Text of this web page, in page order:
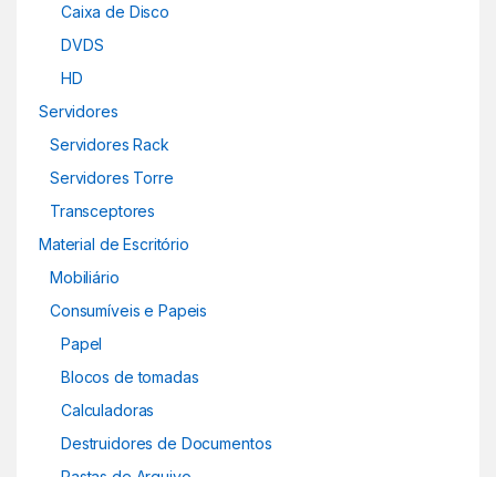
Caixa de Disco
DVDS
HD
Servidores
Servidores Rack
Servidores Torre
Transceptores
Material de Escritório
Mobiliário
Consumíveis e Papeis
Papel
Blocos de tomadas
Calculadoras
Destruidores de Documentos